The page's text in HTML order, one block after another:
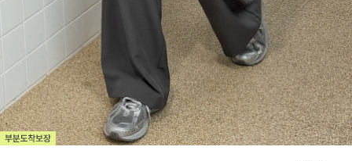
세트할인 ~30%
하객룩
살안타템
110사이즈
블라우스
원피스
팬츠
스커트